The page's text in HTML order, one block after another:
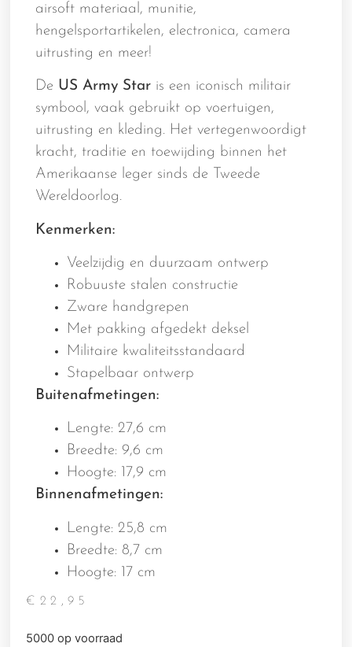
airsoft materiaal, munitie,
hengelsportartikelen, electronica, camera
uitrusting en meer!
De US Army Staris een iconisch militair
symbool, vaak gebruikt op voertuigen,
uitrusting en kleding. Het vertegenwoordigt
kracht, traditie en toewijding binnen het
Amerikaanse leger sinds de Tweede
Wereldoorlog.
Kenmerken:
Veelzijdig en duurzaam ontwerp
Robuuste stalen constructie
Zware handgrepen
Met pakking afgedekt deksel
Militaire kwaliteitsstandaard
Stapelbaar ontwerp
Buitenafmetingen:
Lengte: 27,6 cm
Breedte: 9,6 cm
Hoogte: 17,9 cm
Binnenafmetingen:
Lengte: 25,8 cm
Breedte: 8,7 cm
Hoogte: 17 cm
€ 22,95
5000 op voorraad